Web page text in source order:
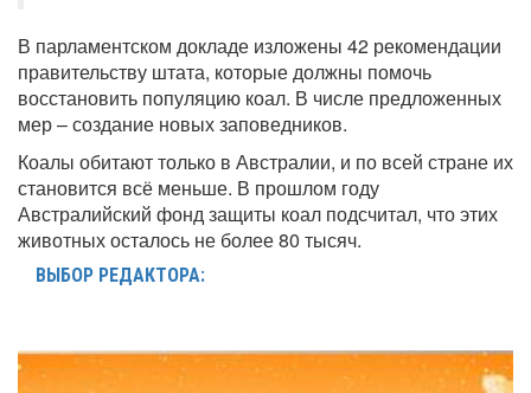
В парламентском докладе изложены 42 рекомендации
правительству штата, которые должны помочь
восстановить популяцию коал. В числе предложенных
мер – создание новых заповедников.
Коалы обитают только в Австралии, и по всей стране их
становится всё меньше. В прошлом году
Австралийский фонд защиты коал подсчитал, что этих
животных осталось не более 80 тысяч.
ВЫБОР РЕДАКТОРА: